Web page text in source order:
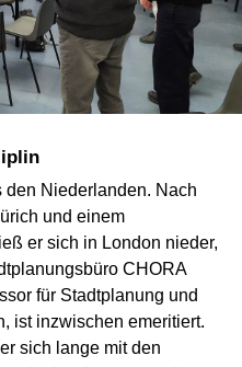
den Niederlanden. Nach
und einem
er sich in London nieder,
CHORA
für Stadtplanung und
ist inzwischen emeritiert.
sich lange mit den